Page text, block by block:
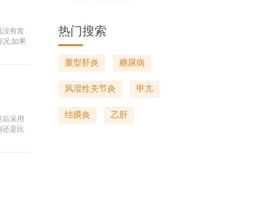
没有发
况,如果
采用
还是比
热门搜索
重型肝炎 糖尿病
风湿性关节炎 甲亢
结膜炎 乙肝